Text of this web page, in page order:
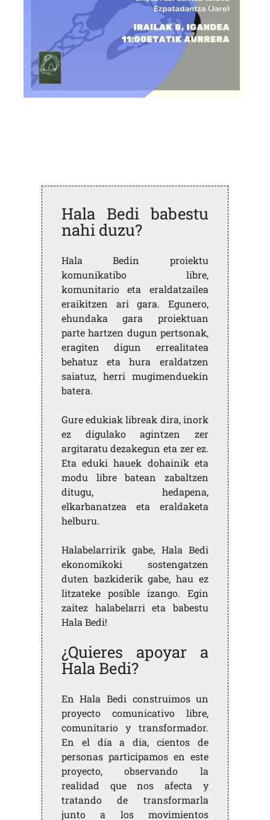
Hala Bedi babestu
nahi duzu?
Hala Bedin proiektu
komunikatibo libre,
komunitario eta eraldatzailea
eraikitzen ari gara. Egunero,
ehundaka gara proiektuan
parte hartzen dugun pertsonak,
eragiten digun errealitatea
behatuz eta hura eraldatzen
saiatuz, herri mugimenduekin
batera.
Gure edukiak libreak dira, inork
ez digulako agintzen zer
argitaratu dezakegun eta zer ez.
Eta eduki hauek dohainik eta
modu libre batean zabaltzen
ditugu, hedapena,
elkarbanatzea eta eraldaketa
helburu.
Halabelarririk gabe, Hala Bedi
ekonomikoki sostengatzen
duten bazkiderik gabe, hau ez
litzateke posible izango. Egin
zaitez halabelarri eta babestu
Hala Bedi!
¿Quieres apoyar a
Hala Bedi?
En Hala Bedi construimos un
proyecto comunicativo libre,
comunitario y transformador.
En el día a día, cientos de
personas participamos en este
proyecto, observando la
realidad que nos afecta y
tratando de transformarla
junto a los movimientos